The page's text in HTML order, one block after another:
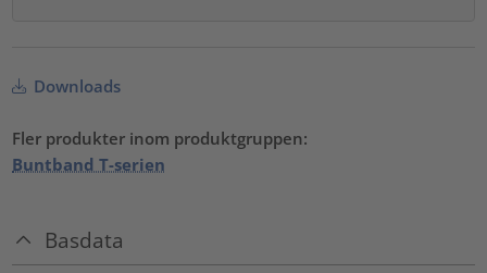
Downloads
Fler produkter inom produktgruppen:
Buntband T-serien
Basdata